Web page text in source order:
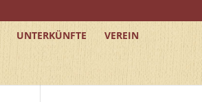
UNTERKÜNFTE
VEREIN